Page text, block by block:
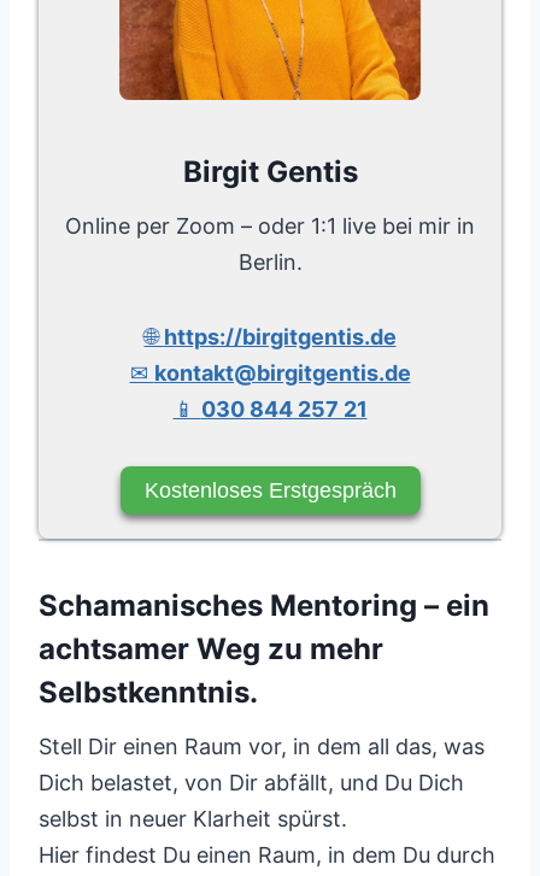
Birgit Gentis
Online per Zoom – oder 1:1 live bei mir in
Berlin.
🌐https://birgitgentis.de
✉ kontakt@birgitgentis.de
📱 030 844 257 21
Kostenloses Erstgespräch
Schamanisches Mentoring – ein
achtsamer Weg zu mehr
Selbstkenntnis.
Stell Dir einen Raum vor, in dem all das, was
Dich belastet, von Dir abfällt, und Du Dich
selbst in neuer Klarheit spürst.
Hier findest Du einen Raum, in dem Du durch